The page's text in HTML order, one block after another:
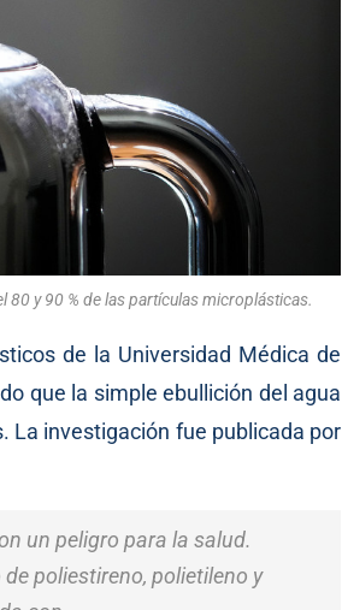
80 y 90 % de las partículas microplásticas.
de la Universidad Médica de
que la simple ebullición del agua
La investigación fue publicada por
un peligro para la salud.
poliestireno, polietileno y